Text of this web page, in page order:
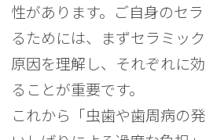
性があります。ご自身のセ
るためには、まずセラミッ
原因を理解し、それぞれに
ることが重要です。
これから「虫歯や歯周病の